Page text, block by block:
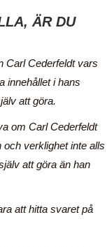
ÄR DU
Carl Cederfeldt vars
innehållet i hans
att göra.
om Carl Cederfeldt
verklighet inte alls
att göra än han
att hitta svaret på